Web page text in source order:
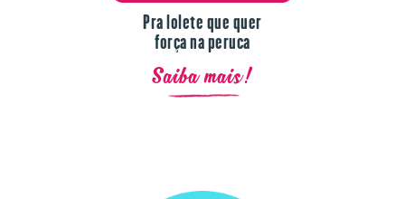
Pra lolete que quer
força na peruca
Saiba mais!